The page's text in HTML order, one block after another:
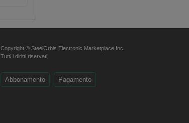
Copyright © SteelOrbis Electronic Marketplace Inc.
Tutti i diritti riservati
Abbonamento Pagamento